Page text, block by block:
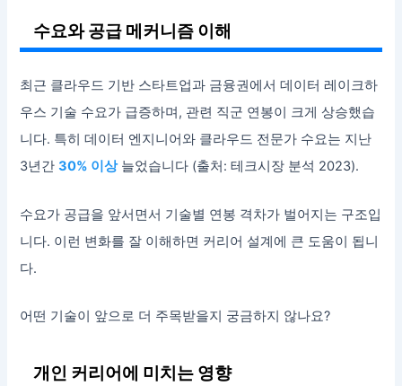
수요와 공급 메커니즘 이해
최근 클라우드 기반 스타트업과 금융권에서 데이터 레이크하
우스 기술 수요가 급증하며, 관련 직군 연봉이 크게 상승했습
니다. 특히 데이터 엔지니어와 클라우드 전문가 수요는 지난
3년간30% 이상늘었습니다 (출처: 테크시장 분석 2023).
수요가 공급을 앞서면서 기술별 연봉 격차가 벌어지는 구조입
니다. 이런 변화를 잘 이해하면 커리어 설계에 큰 도움이 됩니
다.
어떤 기술이 앞으로 더 주목받을지 궁금하지 않나요?
개인 커리어에 미치는 영향